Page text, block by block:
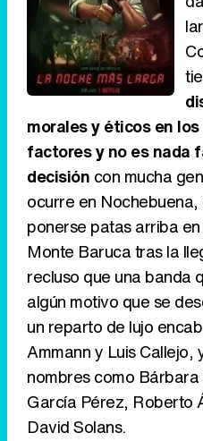
morales y éticos en
factores y no es nada
decisión con mucha
ocurre en
ponerse patas arriba
Monte Baruca tras la
recluso que una banda
algún motivo que se
un reparto de lujo
Ammann y Luis Callejo,
nombres como
García Pérez, Roberto
David Solans.